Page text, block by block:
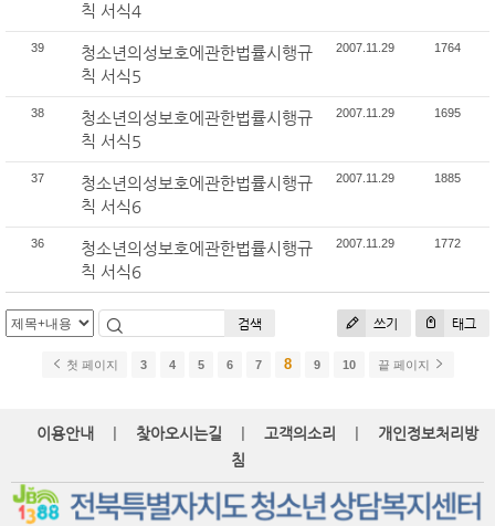
칙 서식4
39
청소년의성보호에관한법률시행규
칙 서식5
2007.11.29 1764
38
청소년의성보호에관한법률시행규
칙 서식5
2007.11.29 1695
37
청소년의성보호에관한법률시행규
칙 서식6
2007.11.29 1885
36
청소년의성보호에관한법률시행규
칙 서식6
2007.11.29 1772
쓰기 태그
검색
첫 페이지 3 4 5 6 7 8 9 10 끝 페이지
이용안내 | 찾아오시는길 | 고객의소리 |
개인정보처리방
침